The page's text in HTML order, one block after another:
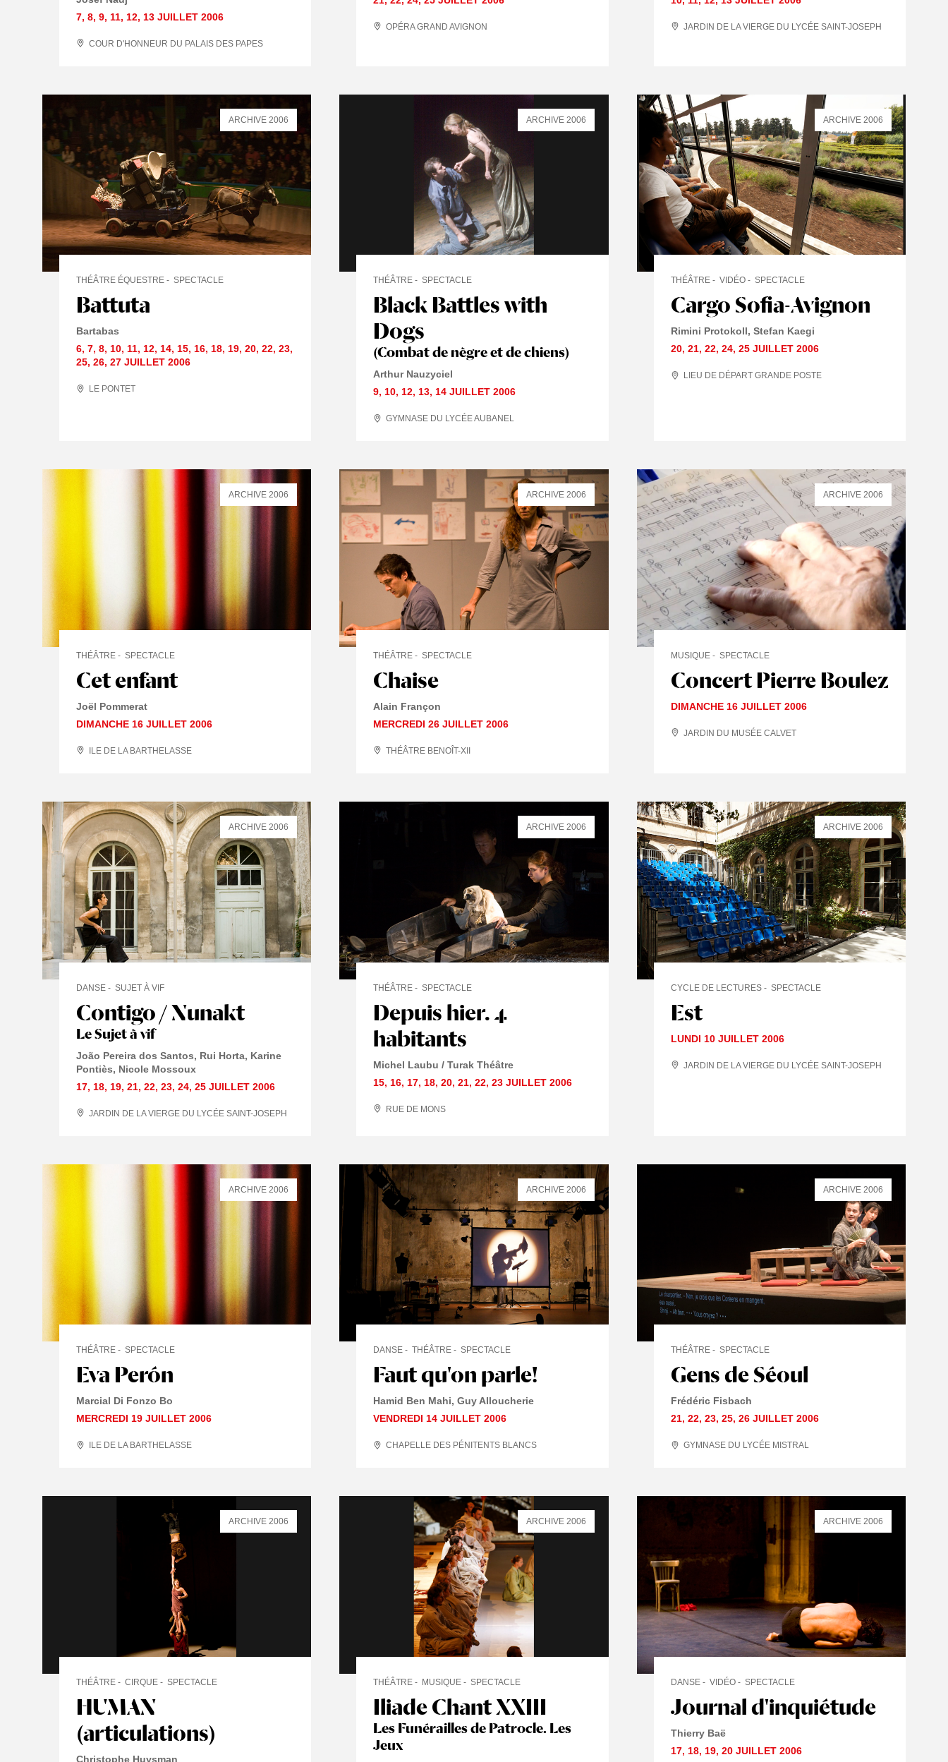
7, 8, 9, 11, 12, 13 JUILLET 2006
COUR D'HONNEUR DU PALAIS DES PAPES
OPÉRA GRAND AVIGNON JARDIN DE LA VIERGE DU LYCÉE SAINT-JOSEPH
Battuta
THÉÂTRE ÉQUESTRE SPECTACLE
Bartabas
6, 7, 8, 10, 11, 12, 14, 15, 16, 18, 19, 20, 22, 23,
25, 26, 27 JUILLET 2006
LE PONTET
ARCHIVE 2006
Black Battles with
Dogs
(Combat de nègre et de chiens)
THÉÂTRE SPECTACLE
Arthur Nauzyciel
9,10,12,13,14 JUILLET 2006
GYMNASE DU LYCÉE AUBANEL
ARCHIVE 2006
Cargo Sofia-Avignon
THÉÂTRE VIDÉO SPECTACLE
Rimini Protokoll Stefan Kaegi
20, 21, 22, 24, 25 JUILLET2006
LIEU DE DÉPART GRANDE POSTE
ARCHIVE 2006
Cet enfant
THÉÂTRE SPECTACLE
Joël Pommerat
DIMANCHE 16 JUILLET 2006
ILE DE LA BARTHELASSE
ARCHIVE 2006
Chaise
THÉÂTRE SPECTACLE
Alain Françon
MERCREDI 26 JUILLET 2006
THÉÂTRE BENOÎT-XII
ARCHIVE 2006
Concert Pierre Boulez
MUSIQUE SPECTACLE
DIMANCHE 16 JUILLET 2006
JARDIN DU MUSÉE CALVET
ARCHIVE 2006
Contigo / Nunakt
Le Sujet à vif
DANSE SUJET À VIF
João Pereira dos Santos, Rui Horta, Karine
Pontiès, Nicole Mossoux
17, 18, 19, 21, 22, 23, 24, 25 JUILLET 2006
JARDIN DE LA VIERGE DU LYCÉE SAINT-JOSEPH
ARCHIVE 2006
Depuis hier. 4
habitants
THÉÂTRE SPECTACLE
Michel Laubu / Turak Théâtre
15, 16, 17, 18,20,21,22,23 JUILLET 2006
RUE DE MONS
ARCHIVE 2006
Est
CYCLE DE LECTURES SPECTACLE
LUNDI 10 JUILLET 2006
JARDIN DE LA VIERGE DU LYCÉE SAINT-JOSEPH
ARCHIVE 2006
Eva Perón
THÉÂTRE SPECTACLE
Marcial Di Fonzo Bo
MERCREDI 19 JUILLET 2006
ILE DE LA BARTHELASSE
ARCHIVE 2006
Faut qu'on parle!
DANSE THÉÂTRE SPECTACLE
Hamid Ben Mahi, Guy Alloucherie
VENDREDI 14 JUILLET 2006
CHAPELLE DES PÉNITENTS BLANCS
ARCHIVE 2006
Gens de Séoul
THÉÂTRE SPECTACLE
Frédéric Fisbach
21, 22, 23, 25, 26 JUILLET2006
GYMNASE DU LYCÉE MISTRAL
ARCHIVE 2006
HUMAN
(articulations)
THÉÂTRE CIRQUE SPECTACLE
Christophe Huysman
ARCHIVE 2006
Iliade Chant XXIII
Les Funérailles de Patrocle. Les
Jeux
THÉÂTRE MUSIQUE SPECTACLE
ARCHIVE 2006
Journal d'inquiétude
DANSE VIDÉO SPECTACLE
Thierry Baë
17, 18, 19, 20 JUILLET2006
ARCHIVE 2006